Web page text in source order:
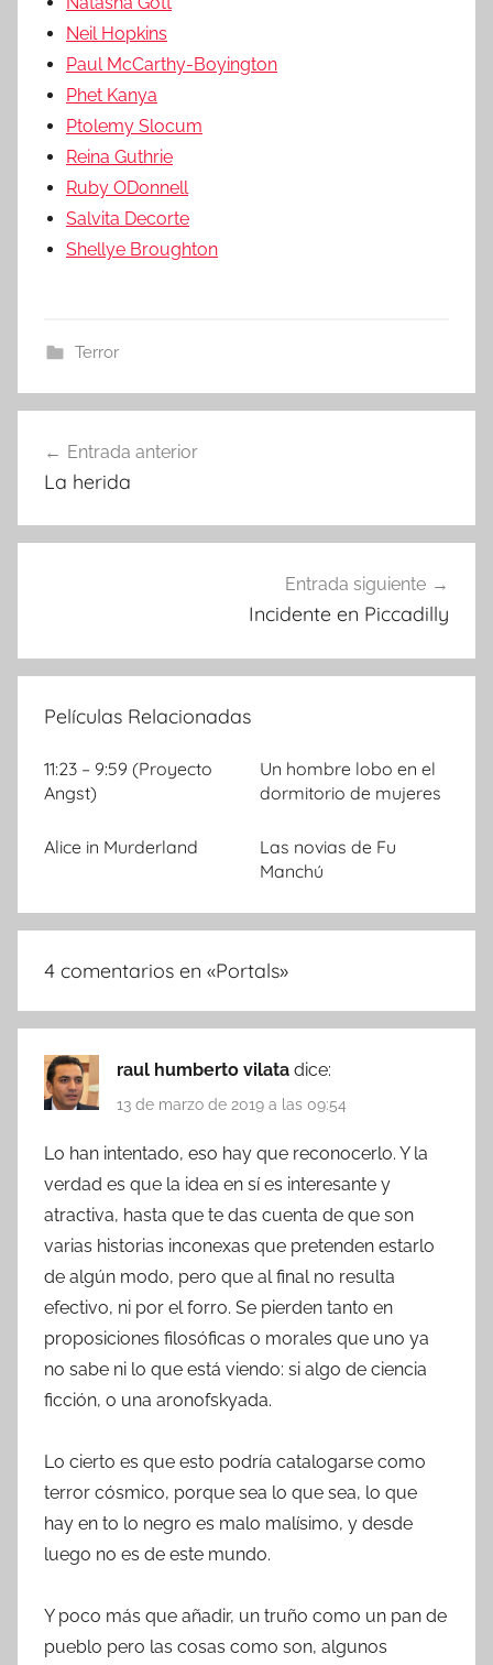
Neil Hopkins
Paul McCarthy-Boyington
Phet Kanya
Ptolemy Slocum
Reina Guthrie
Ruby ODonnell
Salvita Decorte
Shellye Broughton
Terror
Navegación
de
entradas
Entrada anterior
La herida
Entrada siguiente
Incidente en Piccadilly
Películas Relacionadas
11:23 – 9:59 (Proyecto
Angst)
Un hombre lobo en el
dormitorio de mujeres
Alice in Murderland
Las novias de Fu
Manchú
4 comentarios en «Portals»
raul humberto vilata dice:
13 de marzo de 2019 a las 09:54
Lo han intentado, eso hay que reconocerlo. Y la
verdad es que la idea en sí es interesante y
atractiva, hasta que te das cuenta de que son
varias historias inconexas que pretenden estarlo
de algún modo, pero que al final no resulta
efectivo, ni por el forro. Se pierden tanto en
proposiciones filosóficas o morales que uno ya
no sabe ni lo que está viendo: si algo de ciencia
ficción, o una aronofskyada.
Lo cierto es que esto podría catalogarse como
terror cósmico, porque sea lo que sea, lo que
hay en to lo negro es malo malísimo, y desde
luego no es de este mundo.
Y poco más que añadir, un truño como un pan de
pueblo pero las cosas como son, algunos